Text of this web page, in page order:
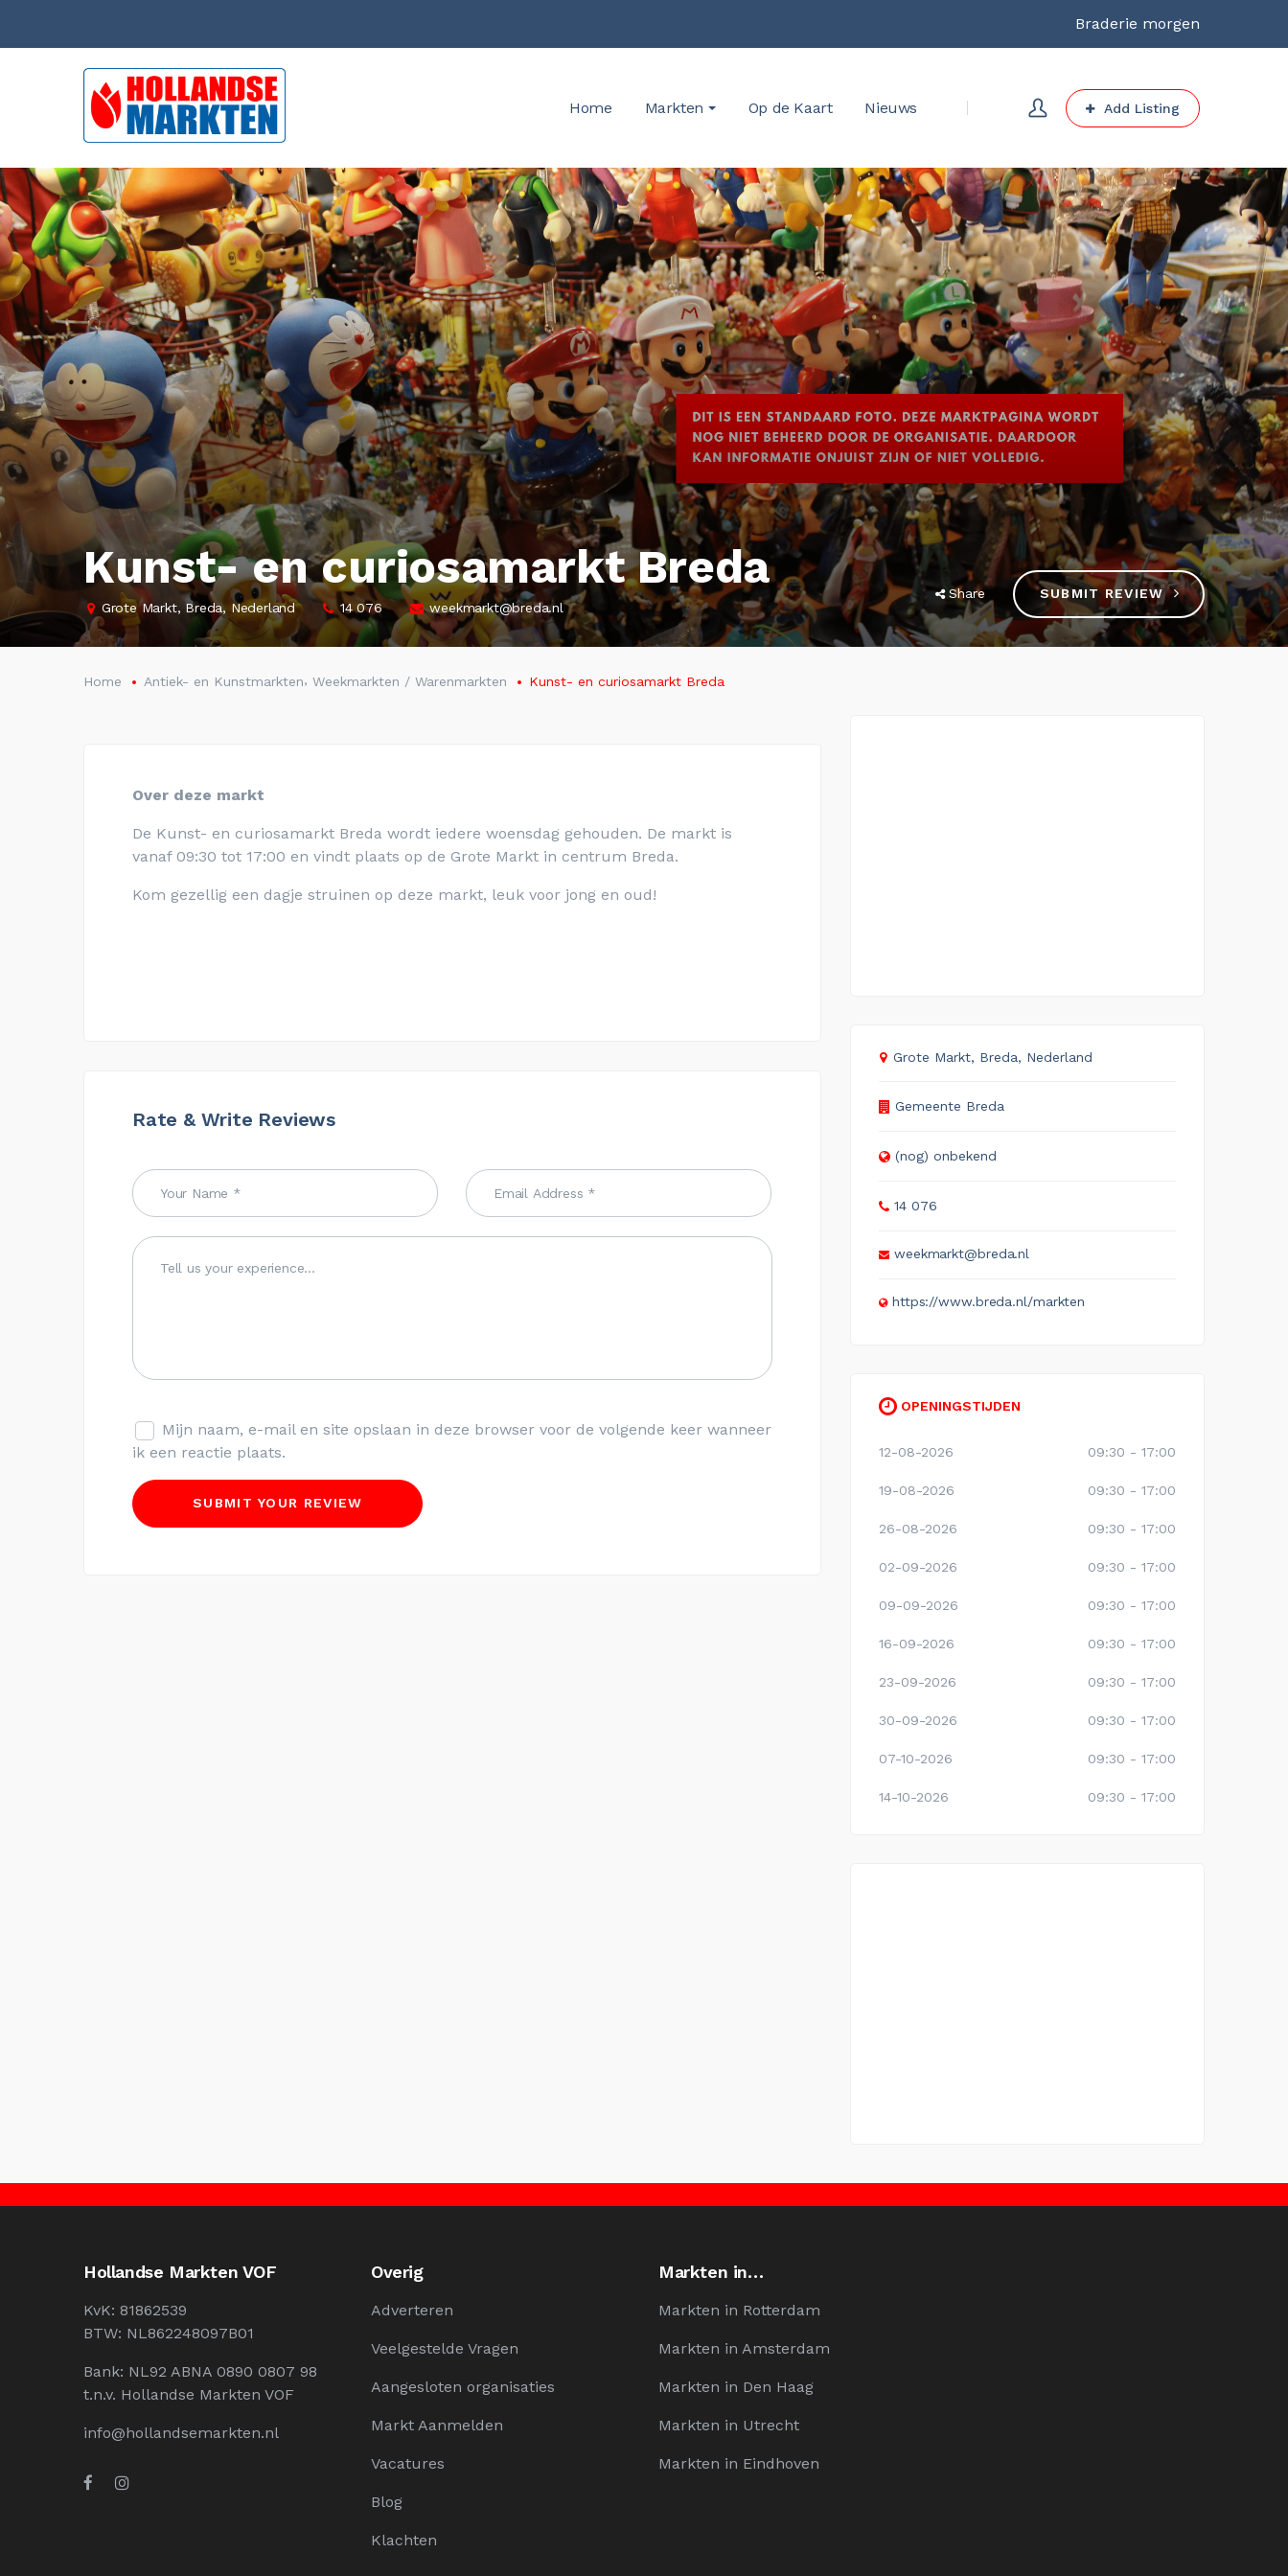
Braderie morgen
Home Markten Op de Kaart Nieuws Add Listing
Kunst- en curiosamarkt Breda
Grote Markt, Breda, Nederland 14 076 weekmarkt@breda.nl
Share SUBMIT REVIEW
Home Antiek- en Kunstmarkten, Weekmarkten / Warenmarkten Kunst- en curiosamarkt Breda
Over deze markt
De Kunst- en curiosamarkt Breda wordt iedere woensdag gehouden. De markt is
vanaf 09:30 tot 17:00 en vindt plaats op de Grote Markt in centrum Breda.
Kom gezellig een dagje struinen op deze markt, leuk voor jong en oud!
Rate & Write Reviews
Mijn naam, e-mail en site opslaan in deze browser voor de volgende keer wanneer
ik een reactie plaats.
Grote Markt, Breda, Nederland
Gemeente Breda
(nog) onbekend
14 076
weekmarkt@breda.nl
https://www.breda.nl/markten
OPENINGSTIJDEN
12-08-2026 09:30 - 17:00
19-08-2026 09:30 - 17:00
26-08-2026 09:30 - 17:00
02-09-2026 09:30 - 17:00
09-09-2026 09:30 - 17:00
16-09-2026 09:30 - 17:00
23-09-2026 09:30 - 17:00
30-09-2026 09:30 - 17:00
07-10-2026 09:30 - 17:00
14-10-2026 09:30 - 17:00
Hollandse Markten VOF
KvK: 81862539
BTW: NL862248097B01
Bank: NL92 ABNA 0890 0807 98
t.n.v. Hollandse Markten VOF
info@hollandsemarkten.nl
Overig
Adverteren
Veelgestelde Vragen
Aangesloten organisaties
Markt Aanmelden
Vacatures
Blog
Klachten
Markten in…
Markten in Rotterdam
Markten in Amsterdam
Markten in Den Haag
Markten in Utrecht
Markten in Eindhoven